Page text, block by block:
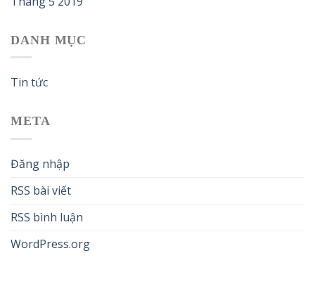
DANH MỤC
Tin tức
META
Đăng nhập
RSS bài viết
RSS bình luận
WordPress.org